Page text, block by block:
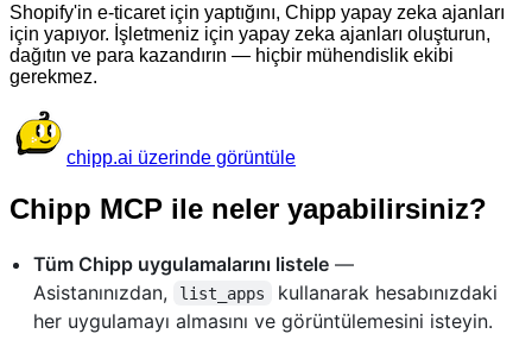
Shopify'in e-ticaret için yaptığını, Chipp yapay zeka ajanları
için yapıyor. İşletmeniz için yapay zeka ajanları oluşturun,
dağıtın ve para kazandırın — hiçbir mühendislik ekibi
gerekmez.
chipp.ai üzerinde görüntüle
Chipp MCP ile neler yapabilirsiniz?
Tüm Chipp uygulamalarını listele —
Asistanınızdan,
list_apps
kullanarak hesabınızdaki
her uygulamayı almasını ve görüntülemesini isteyin.